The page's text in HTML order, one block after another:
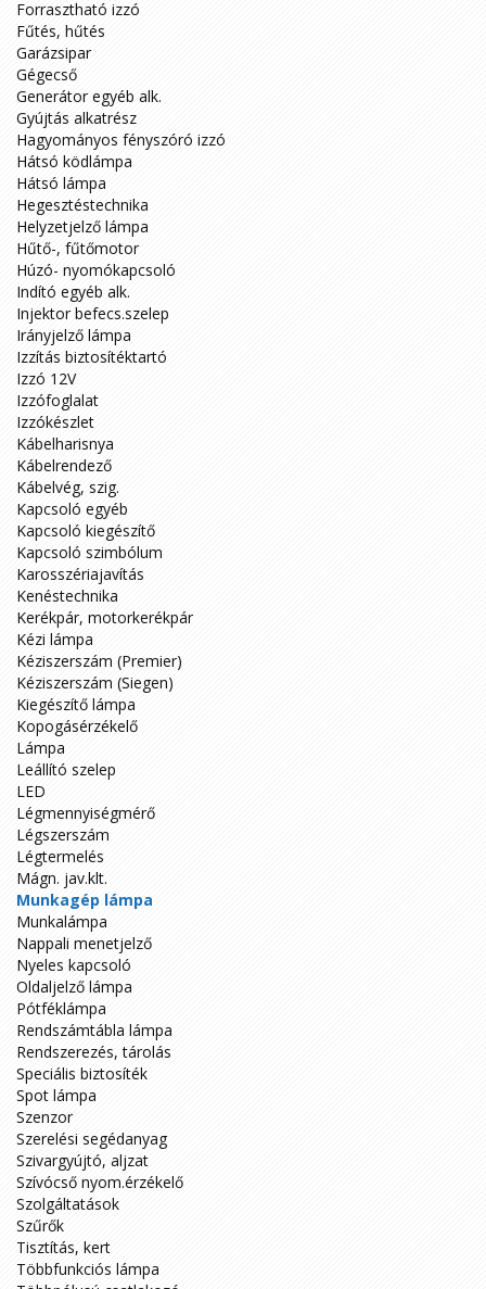
Forrasztható izzó
Fűtés, hűtés
Garázsipar
Gégecső
Generátor egyéb alk.
Gyújtás alkatrész
Hagyományos fényszóró izzó
Hátsó ködlámpa
Hátsó lámpa
Hegesztéstechnika
Helyzetjelző lámpa
Hűtő-, fűtőmotor
Húzó- nyomókapcsoló
Indító egyéb alk.
Injektor befecs.szelep
Irányjelző lámpa
Izzítás biztosítéktartó
Izzó 12V
Izzófoglalat
Izzókészlet
Kábelharisnya
Kábelrendező
Kábelvég, szig.
Kapcsoló egyéb
Kapcsoló kiegészítő
Kapcsoló szimbólum
Karosszériajavítás
Kenéstechnika
Kerékpár, motorkerékpár
Kézi lámpa
Kéziszerszám (Premier)
Kéziszerszám (Siegen)
Kiegészítő lámpa
Kopogásérzékelő
Lámpa
Leállító szelep
LED
Légmennyiségmérő
Légszerszám
Légtermelés
Mágn. jav.klt.
Munkagép lámpa
Munkalámpa
Nappali menetjelző
Nyeles kapcsoló
Oldaljelző lámpa
Pótféklámpa
Rendszámtábla lámpa
Rendszerezés, tárolás
Speciális biztosíték
Spot lámpa
Szenzor
Szerelési segédanyag
Szivargyújtó, aljzat
Szívócső nyom.érzékelő
Szolgáltatások
Szűrők
Tisztítás, kert
Többfunkciós lámpa